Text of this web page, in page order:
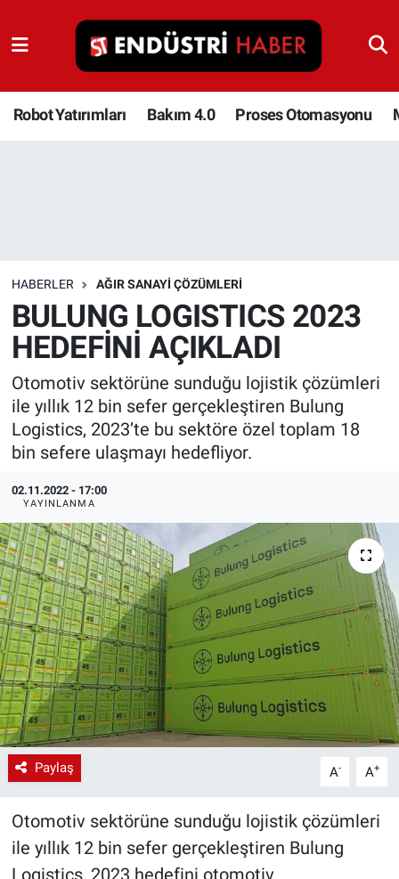
Robot Yatırımları Bakım 4.0 Proses Otomasyonu
HABERLER AĞIR SANAYI ÇÖZÜMLERI
BULUNG LOGISTICS 2023
HEDEFİNİ AÇIKLADI
Otomotiv sektörüne sunduğu lojistik çözümleri
ile yıllık 12 bin sefer gerçekleştiren Bulung
Logistics, 2023’te bu sektöre özel toplam 18
bin sefere ulaşmayı hedefliyor.
02.11.2022 - 17:00
YAYINLANMA
Paylaş A- A+
Otomotiv sektörüne sunduğu lojistik çözümleri
ile yıllık 12 bin sefer gerçekleştiren Bulung
Robot Yatırımları
Bakım 4.0
Depolama Çözümleri
İnşaat ve Malzeme
HaberOrtak
EndüstriST
Endüstri 4.0 Uygulamaları
Ağır Sanayi Çözümleri